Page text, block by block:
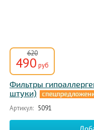
620
490 руб
Фильтры
штуки)
Артикул: 5091